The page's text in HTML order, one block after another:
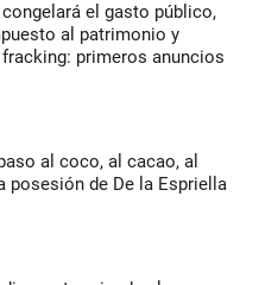
el gasto público,
al patrimonio y
primeros anuncios
al coco, al cacao, al
posesión de De la Espriella